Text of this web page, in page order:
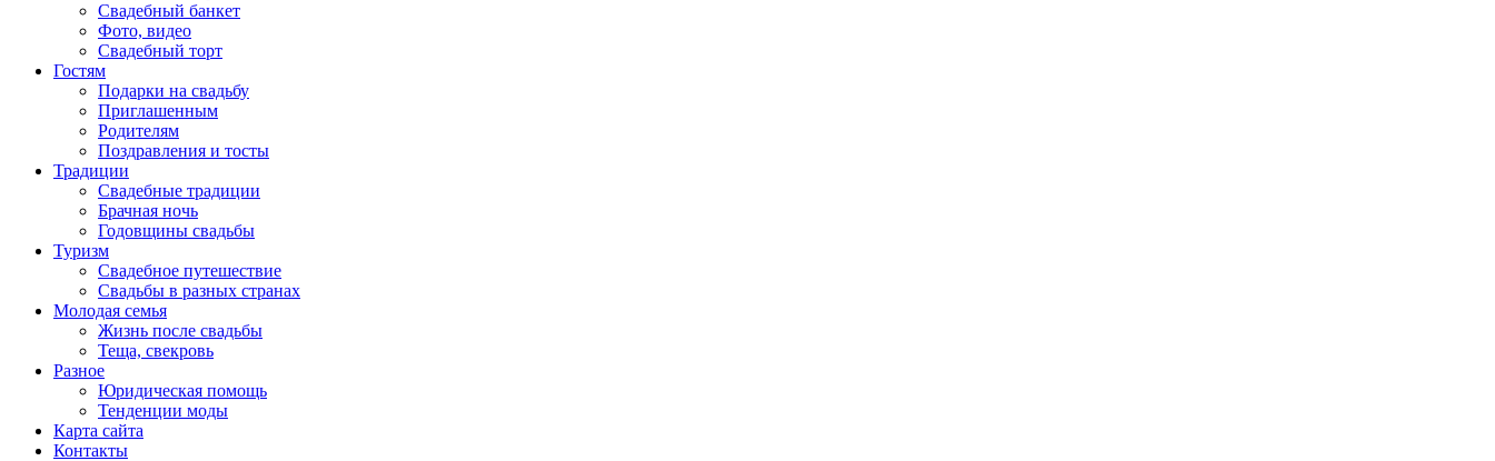
Свадебный банкет
Фото, видео
Свадебный торт
Гостям
Подарки на свадьбу
Приглашенным
Родителям
Поздравления и тосты
Традиции
Свадебные традиции
Брачная ночь
Годовщины свадьбы
Туризм
Свадебное путешествие
Свадьбы в разных странах
Молодая семья
Жизнь после свадьбы
Теща, свекровь
Разное
Юридическая помощь
Тенденции моды
Карта сайта
Контакты